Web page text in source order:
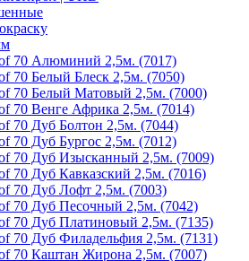
70 Алюминий 2,5м. (7017)
70 Белый Блеск 2,5м. (7050)
70 Белый Матовый 2,5м. (7000)
70 Венге Африка 2,5м. (7014)
70 Дуб Болтон 2,5м. (7044)
70 Дуб Бургос 2,5м. (7012)
70 Дуб Изысканный 2,5м. (7009)
70 Дуб Кавказский 2,5м. (7016)
70 Дуб Лофт 2,5м. (7003)
70 Дуб Песочный 2,5м. (7042)
70 Дуб Платиновый 2,5м. (7135)
70 Дуб Филадельфия 2,5м. (7131)
70 Каштан Жирона 2,5м. (7007)